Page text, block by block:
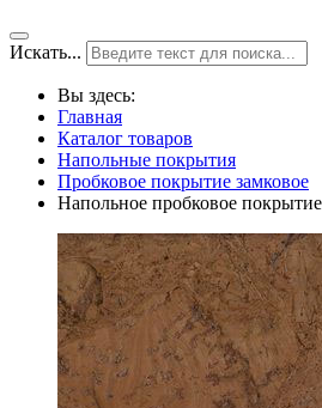
Искать...
Вы здесь:
Главная
Каталог товаров
Напольные покрытия
Пробковое покрытие замковое
Напольное пробковое